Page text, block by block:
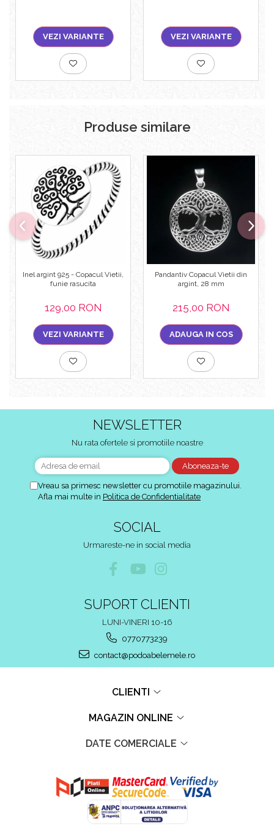
VEZI VARIANTE VEZI VARIANTE
Produse similare
Inel argint 925 - Copacul Vietii,
funie rasucita
129,00 RON
VEZI VARIANTE
Pandantiv Copacul Vietii din
argint, 28 mm
215,00 RON
ADAUGA IN COS
NEWSLETTER
Nu rata ofertele si promotiile noastre
Vreau sa primesc newsletter cu promotiile magazinului.
Afla mai multe in Politica de Confidentialitate
SOCIAL
Urmareste-ne in social media
SUPORT CLIENTI
LUNI-VINERI 10-16
0770773239
contact@podoabelemele.ro
CLIENTI
MAGAZIN ONLINE
DATE COMERCIALE